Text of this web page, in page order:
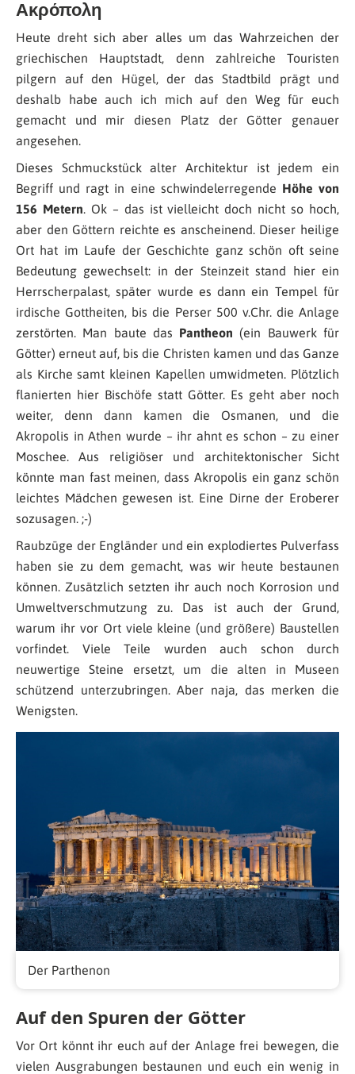
Ακρόπολη
Heute dreht sich aber alles um das Wahrzeichen der
griechischen Hauptstadt, denn zahlreiche Touristen
pilgern auf den Hügel, der das Stadtbild prägt und
deshalb habe auch ich mich auf den Weg für euch
gemacht und mir diesen Platz der Götter genauer
angesehen.
Dieses Schmuckstück alter Architektur ist jedem ein
Begriff und ragt in eine schwindelerregende Höhe von
156 Metern. Ok – das ist vielleicht doch nicht so hoch,
aber den Göttern reichte es anscheinend. Dieser heilige
Ort hat im Laufe der Geschichte ganz schön oft seine
Bedeutung gewechselt: in der Steinzeit stand hier ein
Herrscherpalast, später wurde es dann ein Tempel für
irdische Gottheiten, bis die Perser 500 v.Chr. die Anlage
zerstörten. Man baute das Pantheon (ein Bauwerk für
Götter) erneut auf, bis die Christen kamen und das Ganze
als Kirche samt kleinen Kapellen umwidmeten. Plötzlich
flanierten hier Bischöfe statt Götter. Es geht aber noch
weiter, denn dann kamen die Osmanen, und die
Akropolis in Athen wurde – ihr ahnt es schon – zu einer
Moschee. Aus religiöser und architektonischer Sicht
könnte man fast meinen, dass Akropolis ein ganz schön
leichtes Mädchen gewesen ist. Eine Dirne der Eroberer
sozusagen. ;-)
Raubzüge der Engländer und ein explodiertes Pulverfass
haben sie zu dem gemacht, was wir heute bestaunen
können. Zusätzlich setzten ihr auch noch Korrosion und
Umweltverschmutzung zu. Das ist auch der Grund,
warum ihr vor Ort viele kleine (und größere) Baustellen
vorfindet. Viele Teile wurden auch schon durch
neuwertige Steine ersetzt, um die alten in Museen
schützend unterzubringen. Aber naja, das merken die
Wenigsten.
Der Parthenon
Auf den Spuren der Götter
Vor Ort könnt ihr euch auf der Anlage frei bewegen, die
vielen Ausgrabungen bestaunen und euch ein wenig in